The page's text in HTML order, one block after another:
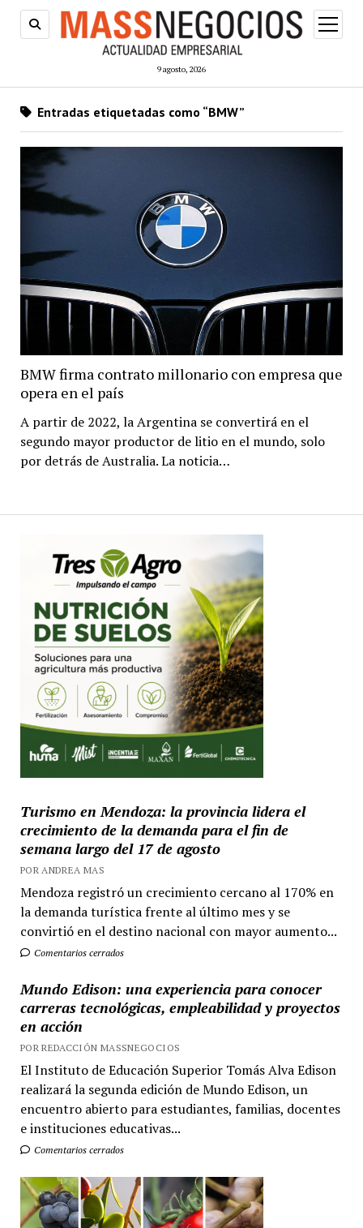
9 agosto, 2026
abrir
menú
Entradas etiquetadas como “BMW”
BMW firma contrato millonario con empresa que
opera en el país
A partir de 2022, la Argentina se convertirá en el
segundo mayor productor de litio en el mundo, solo
por detrás de Australia. La noticia…
Turismo en Mendoza: la provincia lidera el
crecimiento de la demanda para el fin de
semana largo del 17 de agosto
POR ANDREA MAS
Mendoza registró un crecimiento cercano al 170% en
la demanda turística frente al último mes y se
convirtió en el destino nacional con mayor aumento...
Comentarios cerrados
Mundo Edison: una experiencia para conocer
carreras tecnológicas, empleabilidad y proyectos
en acción
POR REDACCIÓN MASSNEGOCIOS
El Instituto de Educación Superior Tomás Alva Edison
realizará la segunda edición de Mundo Edison, un
encuentro abierto para estudiantes, familias, docentes
e instituciones educativas...
Comentarios cerrados